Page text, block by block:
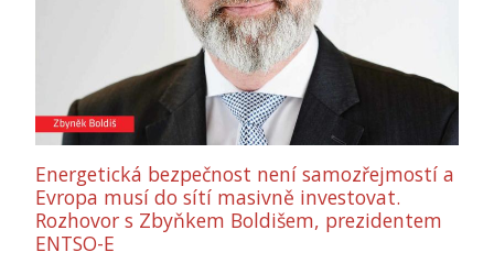
Energetická bezpečnost není samozřejmostí a
Evropa musí do sítí masivně investovat.
Rozhovor s Zbyňkem Boldišem, prezidentem
ENTSO-E